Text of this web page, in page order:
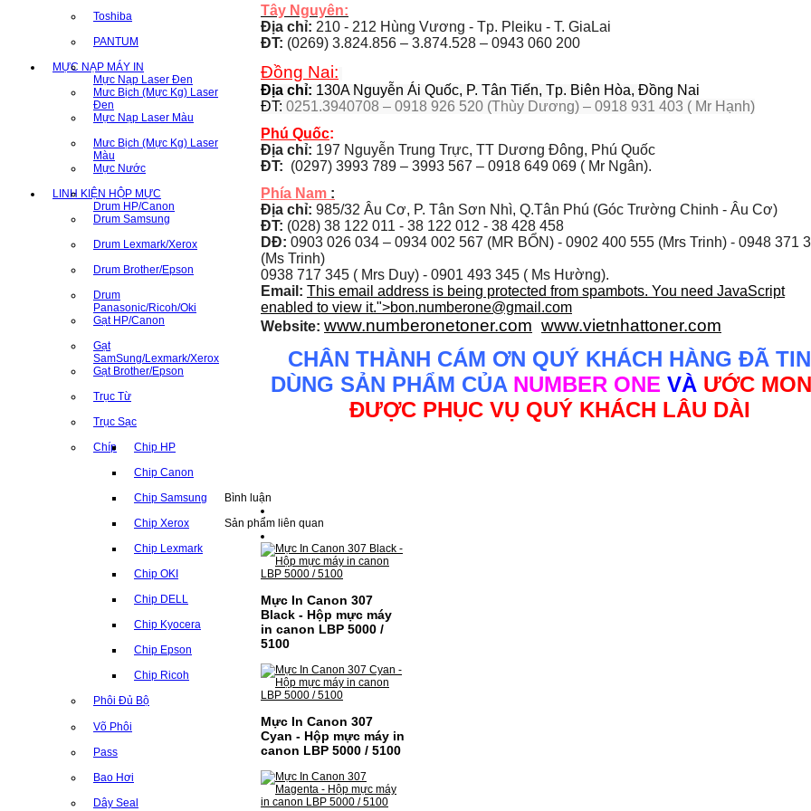
Toshiba
PANTUM
MỰC NẠP MÁY IN
Mực Nạp Laser Đen
Mưc Bịch (Mực Kg) Laser
Đen
Mực Nạp Laser Màu
Mưc Bịch (Mực Kg) Laser
Màu
Mực Nước
LINH KIỆN HỘP MỰC
Drum HP/Canon
Drum Samsung
Drum Lexmark/Xerox
Drum Brother/Epson
Drum
Panasonic/Ricoh/Oki
Gạt HP/Canon
Gạt
SamSung/Lexmark/Xerox
Gạt Brother/Epson
Trục Từ
Trục Sạc
Chíp Chip HP
Chip Canon
Chip Samsung
Chip Xerox
Chip Lexmark
Chip OKI
Chip DELL
Chip Kyocera
Chip Epson
Chip Ricoh
Phôi Đủ Bộ
Võ Phôi
Pass
Bao Hơi
Dây Seal
Tây Nguyên:
Địa chỉ: 210 - 212 Hùng Vương - Tp. Pleiku - T. GiaLai
ĐT: (0269) 3.824.856 – 3.874.528 – 0943 060 200
Đồng Nai:
Địa chỉ: 130A Nguyễn Ái Quốc, P. Tân Tiến, Tp. Biên Hòa, Đồng Nai
ĐT: 0251.3940708 – 0918 926 520 (Thùy Dương) – 0918 931 403 ( Mr Hạnh)
Phú Quốc:
Địa chỉ: 197 Nguyễn Trung Trực, TT Dương Đông, Phú Quốc
ĐT: (0297) 3993 789 – 3993 567 – 0918 649 069 ( Mr Ngân).
Phía Nam :
Địa chỉ: 985/32 Âu Cơ, P. Tân Sơn Nhì, Q.Tân Phú (Góc Trường Chinh - Âu Cơ)
ĐT: (028) 38 122 011 - 38 122 012 - 38 428 458
DĐ: 0903 026 034 – 0934 002 567 (MR BỔN) - 0902 400 555 (Mrs Trinh) - 0948 371
(Ms Trinh)
0938 717 345 ( Mrs Duy) - 0901 493 345 ( Ms Hường).
Email: This email address is being protected from spambots. You need JavaScript
enabled to view it.">bon.numberone@gmail.com
Website: www.numberonetoner.com www.vietnhattoner.com
CHÂN THÀNH CÁM ƠN QUÝ KHÁCH HÀNG ĐÃ TIN
DÙNG SẢN PHẨM CỦA NUMBER ONE VÀ ƯỚC
ĐƯỢC PHỤC VỤ QUÝ KHÁCH LÂU DÀI
Bình luận
Sản phẩm liên quan
Mực In Canon 307
Black - Hộp mực máy
in canon LBP 5000 /
5100
Mực In Canon 307
Cyan - Hộp mực máy in
canon LBP 5000 / 5100